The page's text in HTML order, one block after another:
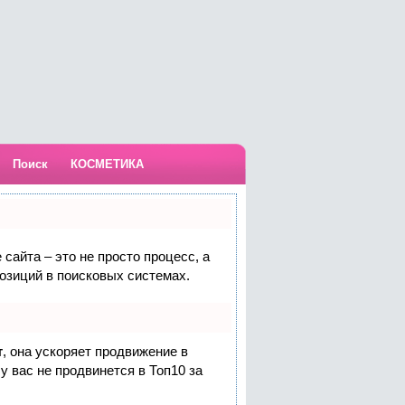
Поиск КОСМЕТИКА
– это не просто процесс, а
в поисковых системах.
, она ускоряет продвижение в
вас не продвинется в Топ10 за